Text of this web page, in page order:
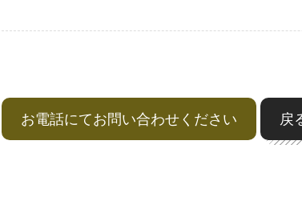
お電話にてお問い合わせください 戻